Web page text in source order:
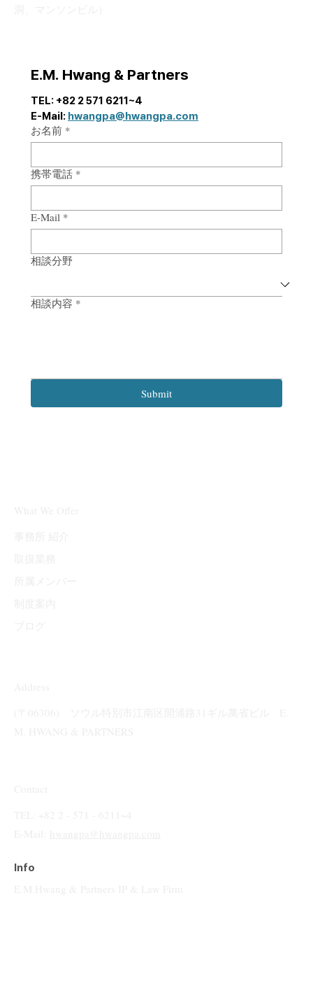
「Strategy 300 Global Leaders 2024」に
選出。
E.M. Hwang & Partners
TEL: +82 2 571 6211~4
E-Mail: hwangpa@hwangpa.com
お名前 *
携帯電話 *
E-Mail *
相談分野
相談内容 *
Submit
Info